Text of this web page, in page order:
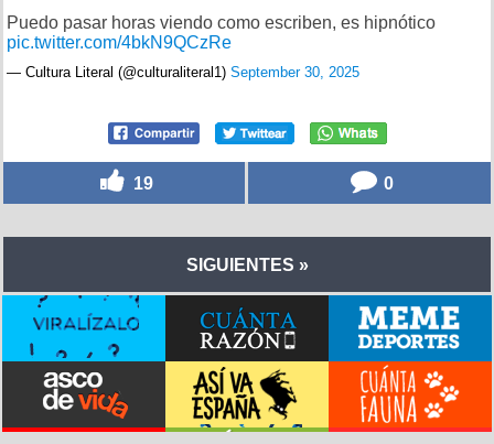
Puedo pasar horas viendo como escriben, es hipnótico
pic.twitter.com/4bkN9QCzRe
— Cultura Literal (@culturaliteral1) September 30, 2025
19 0
SIGUIENTES »